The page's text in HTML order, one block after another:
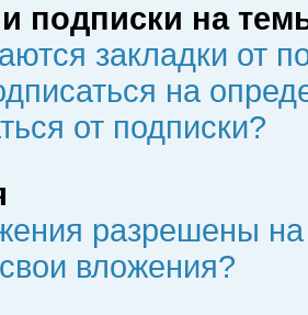
подписки на
закладки от
на
от подписки?
разрешены
вложения?